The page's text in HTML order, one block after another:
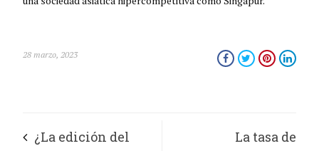
28 marzo, 2023
¿La edición del La tasa de